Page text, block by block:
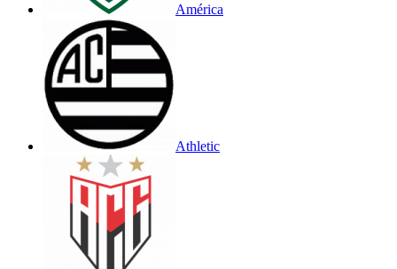
América
Athletic